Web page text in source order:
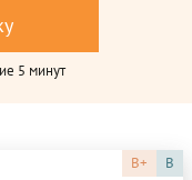
5 минут
B+ B